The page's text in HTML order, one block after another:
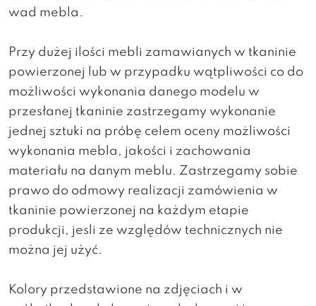
wad mebla.
Przy dużej ilości mebli zamawianych w tkaninie
powierzonej lub w przypadku wątpliwości co do
możliwości wykonania danego modelu w
przesłanej tkaninie zastrzegamy wykonanie
jednej sztuki na próbę celem oceny możliwości
wykonania mebla, jakości i zachowania
materiału na danym meblu. Zastrzegamy sobie
prawo do odmowy realizacji zamówienia w
tkaninie powierzonej na każdym etapie
produkcji, jesli ze względów technicznych nie
można jej użyć.
Kolory przedstawione na zdjęciach i w